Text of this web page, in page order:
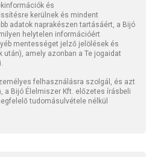
és
kerülnek és mindent
adatok naprakészen tartásáért, a Bijó
helytelen információért
mentességet jelző jelölések és
amely azonban a Te jogaidat
felhasználásra szolgál, és azt
a Bijó Élelmiszer Kft. előzetes írásbeli
tudomásulvétele nélkül